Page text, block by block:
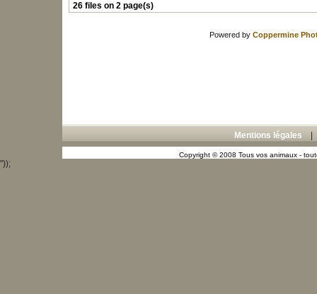
26 files on 2 page(s)
Powered by Coppermine
Mentions légales
Copyright © 2008 Tous vos animaux -
"));